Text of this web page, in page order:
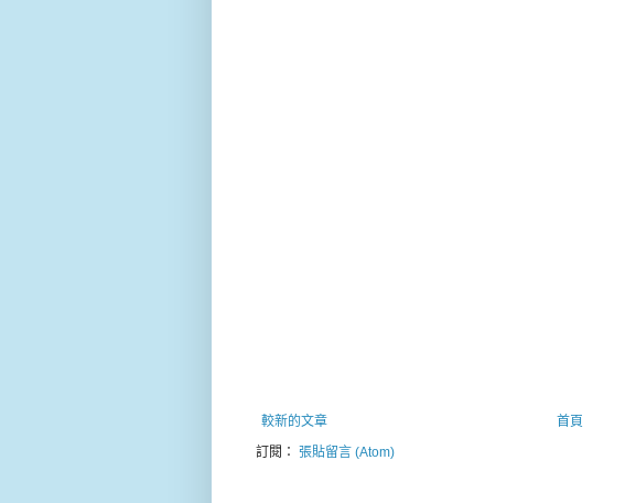
較新的文章
首頁
訂閱： 張貼留言 (Atom)